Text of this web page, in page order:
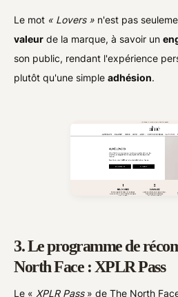
Le mot « Lovers » n'est pas
valeur de la marque, à savoir un
son public, rendant l'expérience
plutôt qu'une simpleadhésion.
3. Le programme de
North Face : XPLR Pass
Le « XPLR Pass» de The North